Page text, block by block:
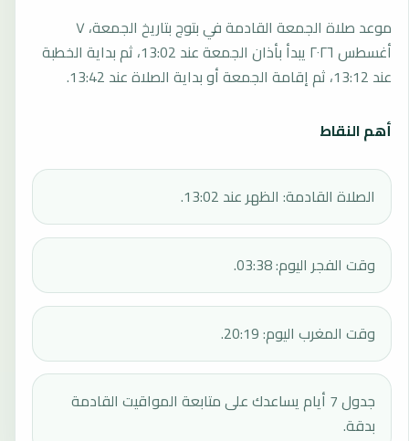
موعد صلاة الجمعة القادمة في بتوج بتاريخ الجمعة، ٧
أغسطس ٢٠٢٦ يبدأ بأذان الجمعة عند 13:02، ثم بداية الخطبة
عند 13:12، ثم إقامة الجمعة أو بداية الصلاة عند 13:42.
أهم النقاط
الصلاة القادمة: الظهر عند 13:02.
وقت الفجر اليوم: 03:38.
وقت المغرب اليوم: 20:19.
جدول 7 أيام يساعدك على متابعة المواقيت القادمة
بدقة.